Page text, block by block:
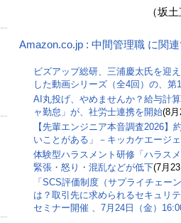
（坂土直隆
Amazon.co.jp : 中間管理職 に関
ビズアップ総研、三浦慶太氏を迎
した動画シリーズ（全4回）の、第
AI丸投げ、やめませんか？給与計
ャ勤怠」が、社労士連携を開始(8
【先輩エンジニア本音調査2026】
いことがある」－キッカケエージ
体験型ハラスメント研修「ハラス
緊張・怒り・混乱などが低下(7月
「SCS評価制度（サプライチェー
は？取引先に求められるセキュリ
セミナー開催 、7月24日（金）